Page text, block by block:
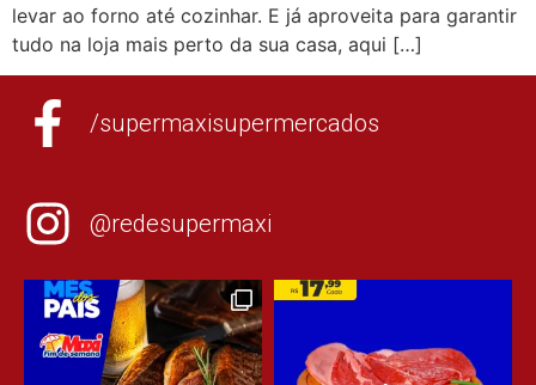
levar ao forno até cozinhar. E já aproveita para garantir
tudo na loja mais perto da sua casa, aqui […]
/supermaxisupermercados
@redesupermaxi